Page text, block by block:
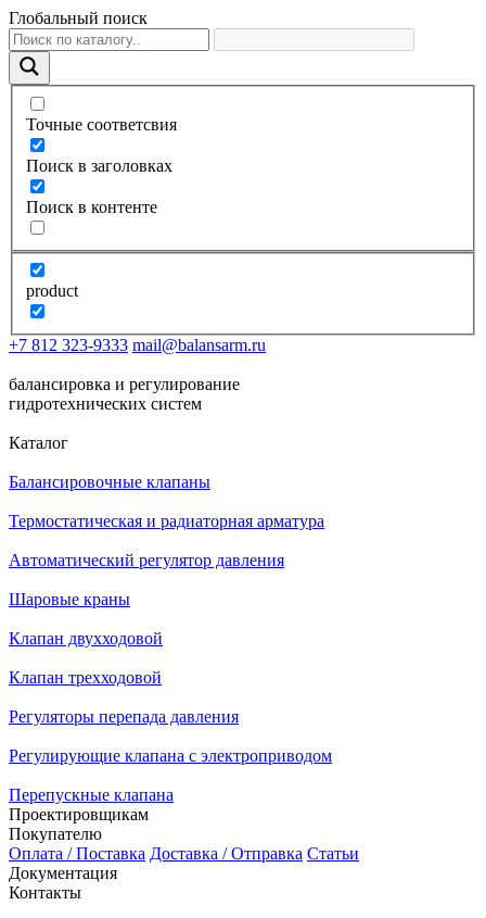
Глобальный поиск
Точные соответсвия
Поиск в заголовках
Поиск в контенте
product
+7 812 323-9333 mail@balansarm.ru
балансировка и регулирование
гидротехнических систем
Каталог
Балансировочные клапаны
Термостатическая и радиаторная арматура
Автоматический регулятор давления
Шаровые краны
Клапан двухходовой
Клапан трехходовой
Регуляторы перепада давления
Регулирующие клапана с электроприводом
Перепускные клапана
Проектировщикам
Покупателю
Оплата / Поставка Доставка / Отправка Статьи
Документация
Контакты